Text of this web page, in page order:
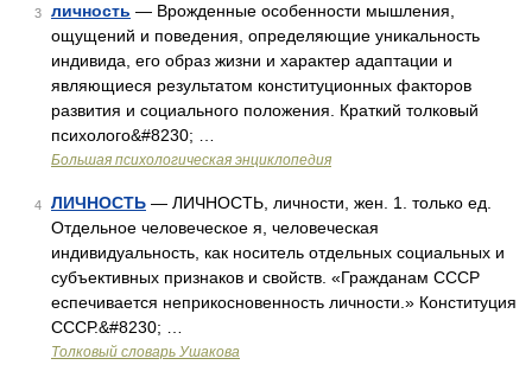
3 личность — Врожденные особенности мышления,
ощущений и поведения, определяющие уникальность
индивида, его образ жизни и характер адаптации и
являющиеся результатом конституционных факторов
развития и социального положения. Краткий толковый
психолого&#8230; …
Большая психологическая энциклопедия
4 ЛИЧНОСТЬ — ЛИЧНОСТЬ, личности, жен. 1. только ед.
Отдельное человеческое я, человеческая
индивидуальность, как носитель отдельных социальных и
субъективных признаков и свойств. «Гражданам СССР
еспечивается неприкосновенность личности.» Конституция
СССР.&#8230; …
Толковый словарь Ушакова